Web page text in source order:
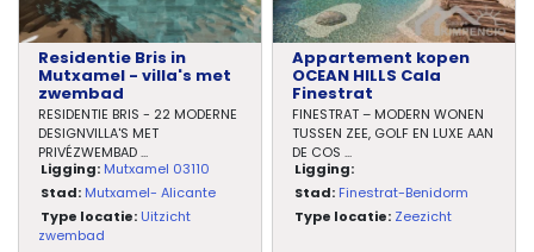
Residentie Bris in
Mutxamel - villa's met
zwembad
RESIDENTIE BRIS - 22 MODERNE
DESIGNVILLA'S MET
PRIVÉZWEMBAD...
Ligging: Mutxamel 03110
Stad: Mutxamel- Alicante
Type locatie: Uitzicht
zwembad
Appartement kopen
OCEAN HILLS Cala
Finestrat
FINESTRAT – MODERN WONEN
TUSSEN ZEE, GOLF EN LUXE AAN
DE COS ...
Ligging:
Stad: Finestrat-Benidorm
Type locatie: Zeezicht